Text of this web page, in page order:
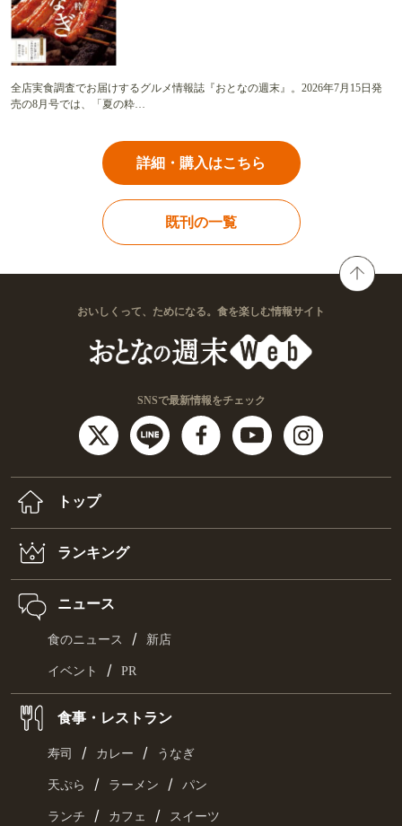
全店実食調査でお届けするグルメ情報誌『おとなの週末』。2026年7月15日発
売の8月号では、「夏の粋…
詳細・購入はこちら
既刊の一覧
おいしくって、ためになる。食を楽しむ情報サイト
SNSで最新情報をチェック
トップ
ランキング
ニュース
食のニュース / 新店
イベント / PR
食事・レストラン
寿司 / カレー / うなぎ
天ぷら / ラーメン / パン
ランチ / カフェ / スイーツ